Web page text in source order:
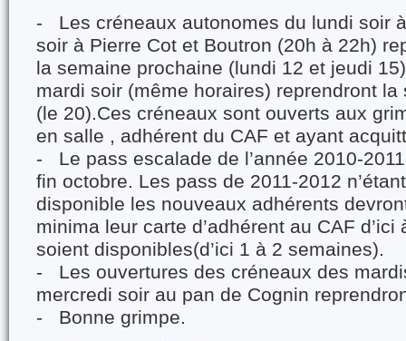
- Les créneaux autonomes du lundi soir
soir à Pierre Cot et Boutron (20h à 22h)
la semaine prochaine (lundi 12 et jeudi
mardi soir (même horaires) reprendront
(le 20).Ces créneaux sont ouverts aux
en salle , adhérent du CAF et ayant
- Le pass escalade de l’année 2010-
fin octobre. Les pass de 2011-2012
disponible les nouveaux adhérents
minima leur carte d’adhérent au CAF
soient disponibles(d’ici 1 à 2 semaines).
- Les ouvertures des créneaux des
mercredi soir au pan de Cognin
- Bonne grimpe.